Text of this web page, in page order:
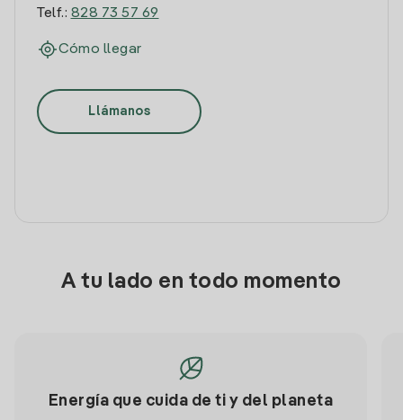
Telf.: 828 73 57 69
Cómo llegar
Llámanos
A tu lado en todo momento
Energía que cuida de ti y del planeta